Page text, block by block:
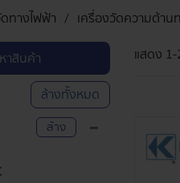
ทางไฟฟ้า
เครื่องวัดความต้าน
าสินค้า
ล้างทั้งหมด
ล้าง
แสดง